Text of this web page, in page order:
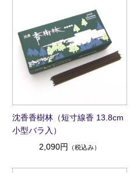
沈香香樹林（短寸線香 13.8cm
小型バラ入）
2,090円
（税込み）